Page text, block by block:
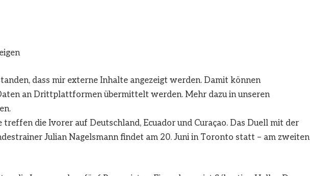
dass mir externe Inhalte angezeigt werden. Damit können
an Drittplattformen übermittelt werden. Mehr dazu in unseren
treffen die Ivorer auf Deutschland, Ecuador und Curaçao. Das Duell mit der
Julian Nagelsmann findet am 20. Juni in Toronto statt – am zweiten